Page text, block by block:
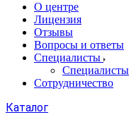
О центре
Лицензия
Отзывы
Вопросы и ответы
Специалисты
Специалисты
Сотрудничество
Каталог